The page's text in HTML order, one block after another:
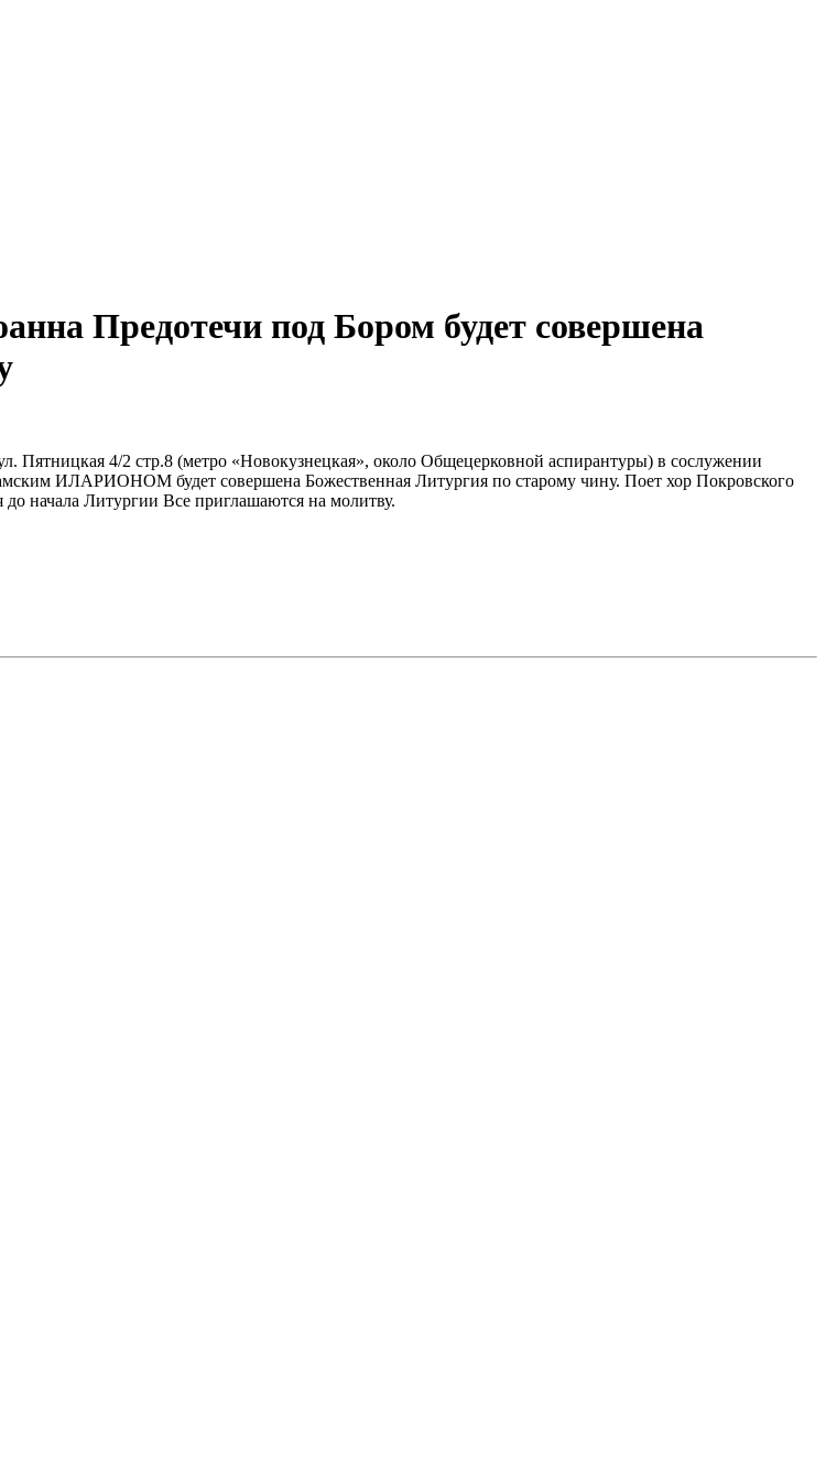
Предотечи под Бором будет совершена
Пятницкая 4/2 стр.8 (метро «Новокузнецкая», около Общецерковной аспирантуры) в сослужении
ИЛАРИОНОМ будет совершена Божественная Литургия по старому чину. Поет хор Покровского
начала Литургии Все приглашаются на молитву.